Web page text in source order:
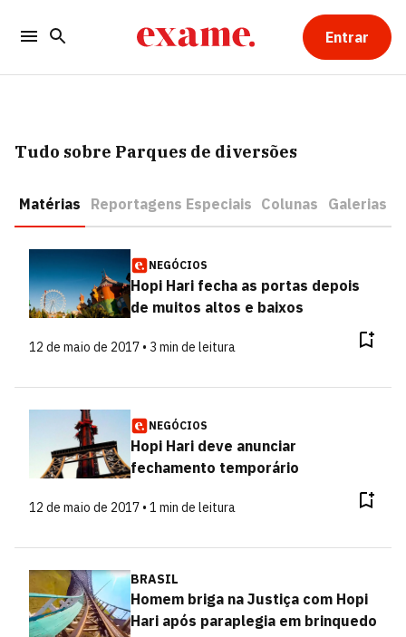
Entrar
Tudo sobre Parques de diversões
Matérias Reportagens Especiais Colunas Galerias
NEGÓCIOS
Hopi Hari fecha as portas depois
de muitos altos e baixos
12 de maio de 2017 • 3 min de leitura
NEGÓCIOS
Hopi Hari deve anunciar
fechamento temporário
12 de maio de 2017 • 1 min de leitura
BRASIL
Homem briga na Justiça com Hopi
Hari após paraplegia em brinquedo